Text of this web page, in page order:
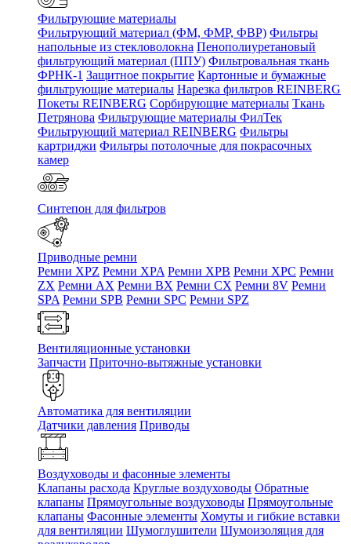
Фильтрующие материалы
Фильтрующий материал (ФМ, ФМР, ФВР) Фильтры
напольные из стекловолокна Пенополиуретановый
фильтрующий материал (ППУ) Фильтровальная ткань
ФРНК-1 Защитное покрытие Картонные и бумажные
фильтрующие материалы Нарезка фильтров REINBERG
Покеты REINBERG Сорбирующие материалы Ткань
Петрянова Фильтрующие материалы ФилТек
Фильтрующий материал REINBERG Фильтры
картриджи Фильтры потолочные для покрасочных
камер
Синтепон для фильтров
Приводные ремни
Ремни XPZ Ремни XPA Ремни XPB Ремни XPC Ремни
ZX Ремни AX Ремни BX Ремни CX Ремни 8V Ремни
SPA Ремни SPB Ремни SPC Ремни SPZ
Вентиляционные установки
Запчасти Приточно-вытяжные установки
Автоматика для вентиляции
Датчики давления Приводы
Воздуховоды и фасонные элементы
Клапаны расхода Круглые воздуховоды Обратные
клапаны Прямоугольные воздуховоды Прямоугольные
клапаны Фасонные элементы Хомуты и гибкие вставки
для вентиляции Шумоглушители Шумоизоляция для